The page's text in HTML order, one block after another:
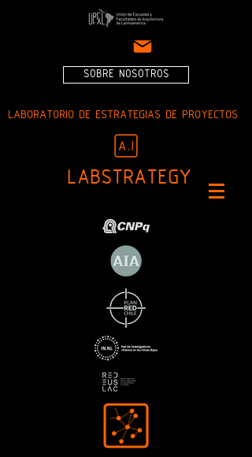
SOBRE NOSOTROS
LABORATORIO DE ESTRATEGIAS DE PROYECTOS
LABSTRATEGY